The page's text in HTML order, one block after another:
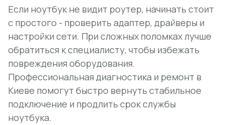
Если ноутбук не видит роутер, начинать стоит
с простого - проверить адаптер, драйверы и
настройки сети. При сложных поломках лучше
обратиться к специалисту, чтобы избежать
повреждения оборудования.
Профессиональная диагностика и ремонт в
Киеве помогут быстро вернуть стабильное
подключение и продлить срок службы
ноутбука.